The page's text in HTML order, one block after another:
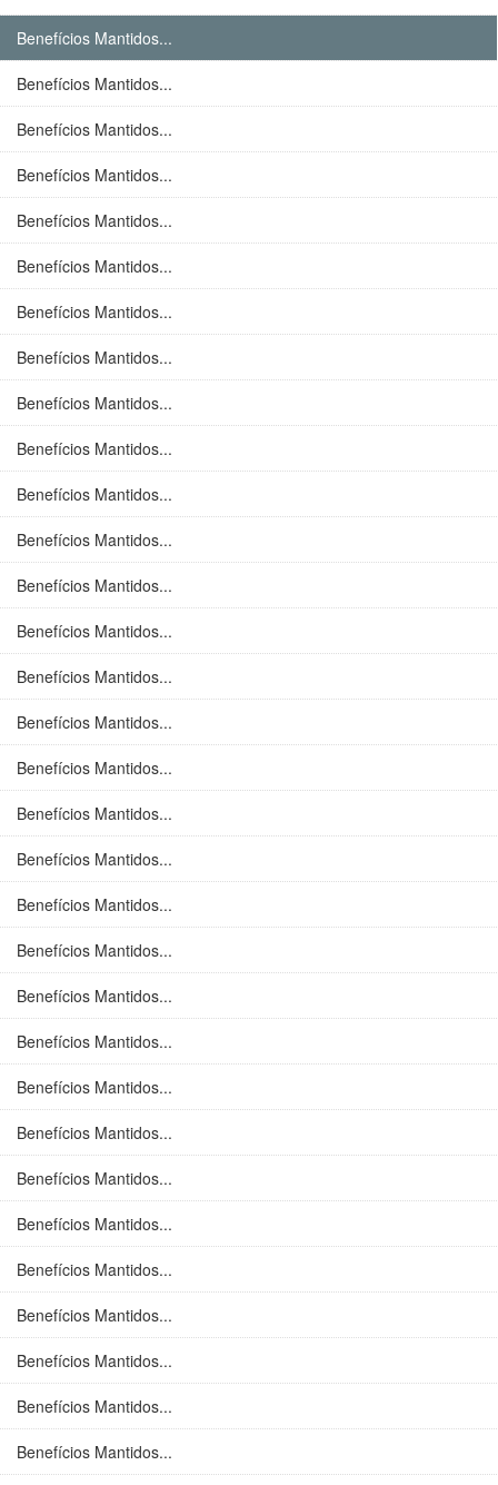
Benefícios Mantidos...
Benefícios Mantidos...
Benefícios Mantidos...
Benefícios Mantidos...
Benefícios Mantidos...
Benefícios Mantidos...
Benefícios Mantidos...
Benefícios Mantidos...
Benefícios Mantidos...
Benefícios Mantidos...
Benefícios Mantidos...
Benefícios Mantidos...
Benefícios Mantidos...
Benefícios Mantidos...
Benefícios Mantidos...
Benefícios Mantidos...
Benefícios Mantidos...
Benefícios Mantidos...
Benefícios Mantidos...
Benefícios Mantidos...
Benefícios Mantidos...
Benefícios Mantidos...
Benefícios Mantidos...
Benefícios Mantidos...
Benefícios Mantidos...
Benefícios Mantidos...
Benefícios Mantidos...
Benefícios Mantidos...
Benefícios Mantidos...
Benefícios Mantidos...
Benefícios Mantidos...
Benefícios Mantidos...